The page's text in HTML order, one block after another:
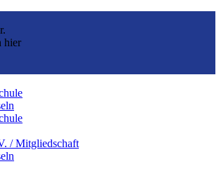
hier
/ Mitgliedschaft